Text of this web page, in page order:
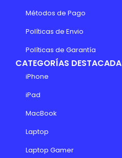
Métodos de Pago
Políticas de Envio
Políticas de Garantía
CATEGORÍAS
iPhone
iPad
MacBook
Laptop
Laptop Gamer